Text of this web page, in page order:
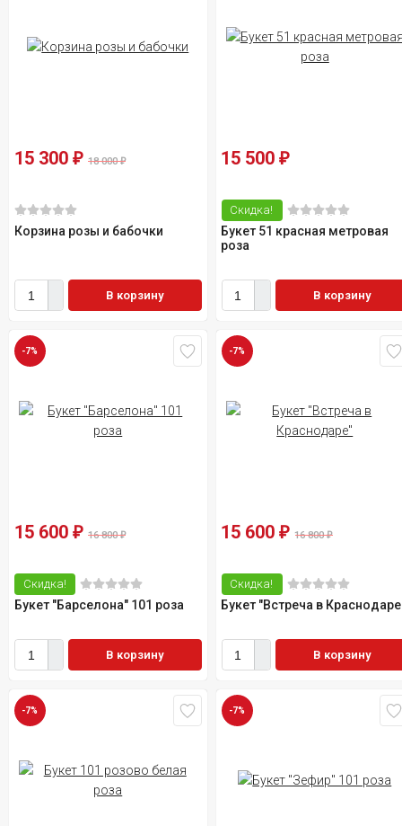
15 300 ₽ 18 000₽
Корзина розы и бабочки
В корзину
15 500₽
Скидка!
Букет 51 красная метровая
роза
В корзину
-7%
15 600 ₽ 16 800₽
Скидка!
Букет "Барселона" 101 роза
В корзину
-7%
15 600₽ 16 800₽
Скидка!
Букет "Встреча в
В корзину
-7% -7%